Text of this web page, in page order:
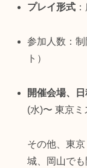
プレイ形式
参加人数：
ト）
開催会場、
(水)〜 東京ミ
その他、東
城、岡山で